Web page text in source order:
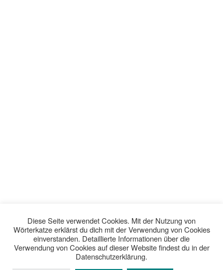
Diese Seite verwendet Cookies. Mit der Nutzung von
Wörterkatze erklärst du dich mit der Verwendung von Cookies
einverstanden. Detaillierte Informationen über die
Verwendung von Cookies auf dieser Website findest du in der
Datenschutzerklärung.